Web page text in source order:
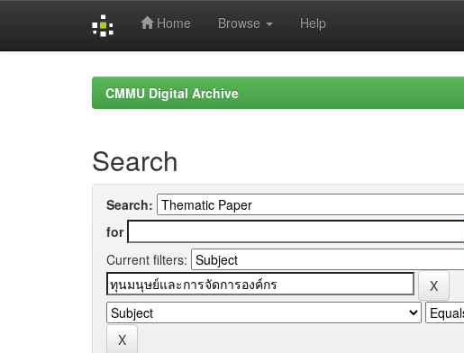
Home Browse Help
CMMU Digital Archive
Search
Search:
for
Current filters: